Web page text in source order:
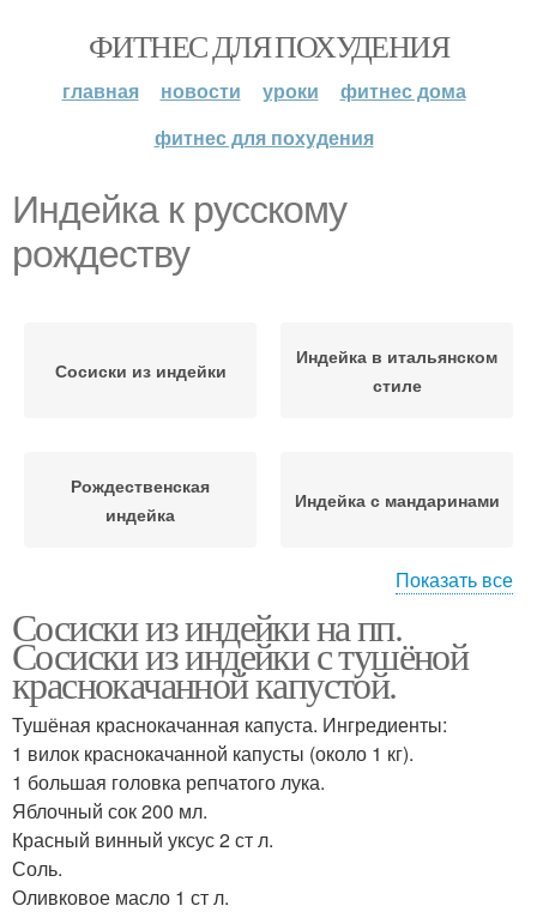
ФИТНЕС ДЛЯ ПОХУДЕНИЯ
главная новости уроки
фитнес дома
фитнес для похудения
Индейка к русскому
рождеству
Сосиски из индейки
Индейка в итальянском
стиле
Рождественская
индейка
Индейка с мандаринами
Запеченная индейка Индейка с колбасками
Печеная индейка Колбаса из индейки
Колбаски из индейки
Показать все
Сосиски из индейки на пп.
Сосиски из индейки с тушёной
краснокачанной капустой.
Тушёная краснокачанная капуста. Ингредиенты:
1 вилок краснокачанной капусты (около 1 кг).
1 большая головка репчатого лука.
Яблочный сок 200 мл.
Красный винный уксус 2 ст л.
Соль.
Оливковое масло 1 ст л.